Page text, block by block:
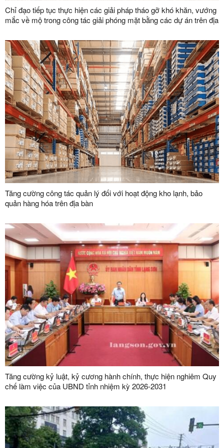
Chỉ đạo tiếp tục thực hiện các giải pháp tháo gỡ khó khăn, vướng
mắc về mộ trong công tác giải phóng mặt bằng các dự án trên địa
Tăng cường công tác quản lý đối với hoạt động kho lạnh, bảo
quản hàng hóa trên địa bàn
Tăng cường kỷ luật, kỷ cương hành chính, thực hiện nghiêm Quy
chế làm việc của UBND tỉnh nhiệm kỳ 2026-2031